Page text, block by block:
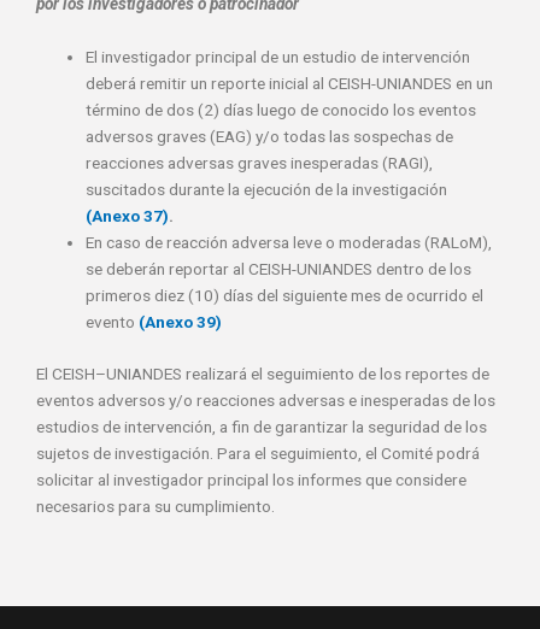
por los investigadores o patrocinador
El investigador principal de un estudio de intervención
deberá remitir un reporte inicial al CEISH-UNIANDES en un
término de dos (2) días luego de conocido los eventos
adversos graves (EAG) y/o todas las sospechas de
reacciones adversas graves inesperadas (RAGI),
suscitados durante la ejecución de la investigación
(Anexo 37).
En caso de reacción adversa leve o moderadas (RALoM),
se deberán reportar al CEISH-UNIANDES dentro de los
primeros diez (10) días del siguiente mes de ocurrido el
evento (Anexo 39)
El CEISH–UNIANDES realizará el seguimiento de los reportes de
eventos adversos y/o reacciones adversas e inesperadas de los
estudios de intervención, a fin de garantizar la seguridad de los
sujetos de investigación. Para el seguimiento, el Comité podrá
solicitar al investigador principal los informes que considere
necesarios para su cumplimiento.